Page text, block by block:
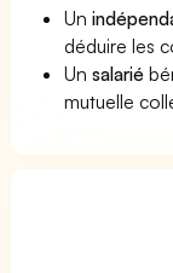
Un
déduire les
Unsalarié
mutuelle